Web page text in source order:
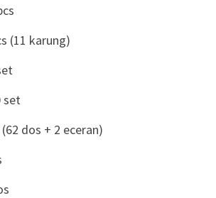
(11 karung)
set
dos + 2 eceran)